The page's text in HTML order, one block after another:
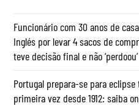
Funcionário com 30 anos de
Inglés por levar 4 sacos de
teve decisão final e não ‘perdoou’
Portugal prepara-se para eclipse
primeira vez desde 1912: saiba